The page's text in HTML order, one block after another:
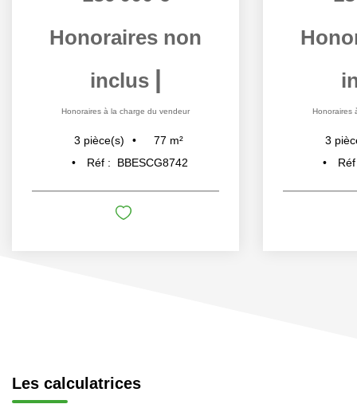
Honoraires non
inclus |
Honoraires à la charge du vendeur
3 pièce(s) 77 m²
Réf :
BBESCG8742
Honoraires
3
Les calculatrices